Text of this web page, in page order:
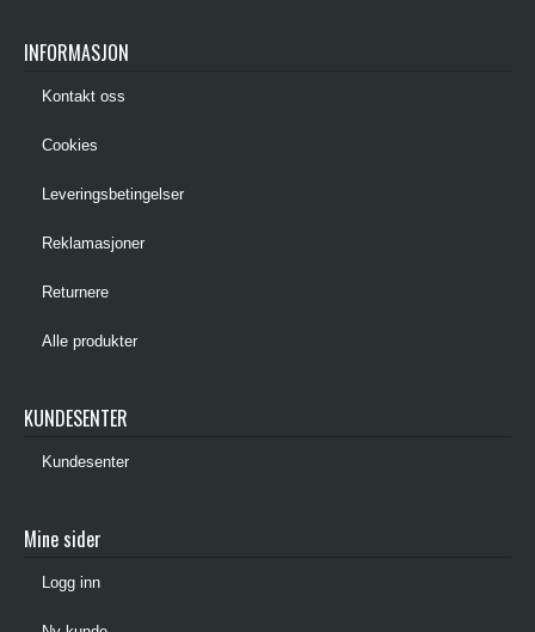
INFORMASJON
Kontakt oss
Cookies
Leveringsbetingelser
Reklamasjoner
Returnere
Alle produkter
KUNDESENTER
Kundesenter
Mine sider
Logg inn